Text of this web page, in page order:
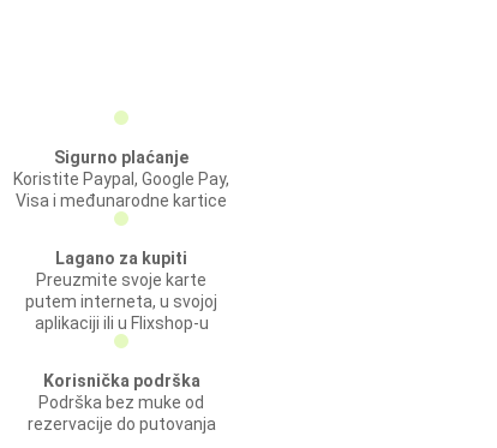
Sigurno plaćanje
Koristite Paypal, Google Pay,
Visa i međunarodne kartice
Lagano za kupiti
Preuzmite svoje karte
putem interneta, u svojoj
aplikaciji ili u Flixshop-u
Korisnička podrška
Podrška bez muke od
rezervacije do putovanja